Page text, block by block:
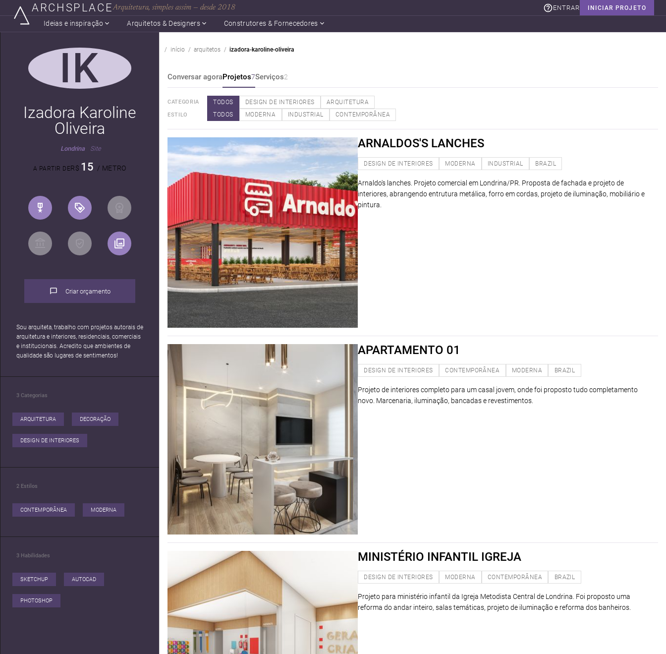
ARCHSPLACEArquitetura, simples assim — desde 2018 INICIAR PROJETO
ENTRAR
Ideias e inspiração Arquitetos & Designers Construtores & Fornecedores
IK
Izadora Karoline
Oliveira
Londrina Site
A PARTIR DER$ 15 / METRO
Criar orçamento
Sou arquiteta, trabalho com projetos autorais de
arquitetura e interiores, residenciais, comerciais
e institucionais. Acredito que ambientes de
qualidade são lugares de sentimentos!
3 Categorias
ARQUITETURA DECORAÇÃO
DESIGN DE INTERIORES
2 Estilos
CONTEMPORÂNEA MODERNA
3 Habilidades
SKETCHUP AUTOCAD
PHOTOSHOP
início arquitetos izadora-karoline-oliveira
Conversar agoraProjetos7Serviços2
CATEGORIA TODOS DESIGN DE INTERIORES ARQUITETURA
ESTILO TODOS MODERNA INDUSTRIAL CONTEMPORÂNEA
ARNALDOS'S LANCHES
DESIGN DE INTERIORES MODERNA INDUSTRIAL BRAZIL
Arnaldo's lanches. Projeto comercial em Londrina/PR. Proposta de fachada e projeto de
interiores, abrangendo entrutura metálica, forro em cordas, projeto de iluminação, mobiliário e
pintura.
APARTAMENTO 01
DESIGN DE INTERIORES CONTEMPORÂNEA MODERNA BRAZIL
Projeto de interiores completo para um casal jovem, onde foi proposto tudo completamento
novo. Marcenaria, iluminação, bancadas e revestimentos.
MINISTÉRIO INFANTIL IGREJA
DESIGN DE INTERIORES MODERNA CONTEMPORÂNEA BRAZIL
Projeto para ministério infantil da Igreja Metodista Central de Londrina. Foi proposto uma
reforma do andar inteiro, salas temáticas, projeto de iluminação e reforma dos banheiros.